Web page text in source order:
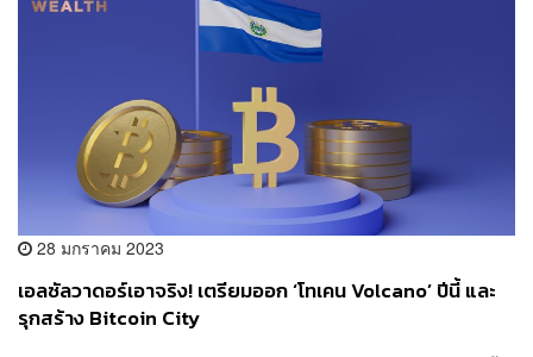
28 มกราคม 2023
เอลซัลวาดอร์เอาจริง! เตรียมออก ‘โทเคน Volcano’ ปีนี้ และ
รุกสร้าง Bitcoin City